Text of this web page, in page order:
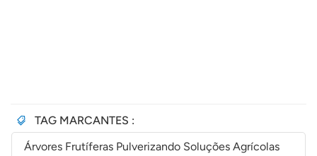
TAG MARCANTES :
Árvores Frutíferas Pulverizando Soluções Agrícolas